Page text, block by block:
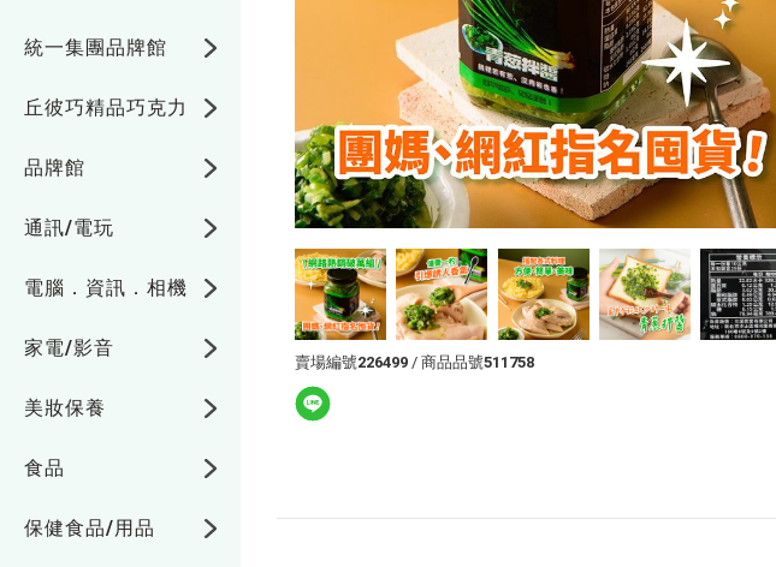
統一集團品牌館
丘彼巧精品巧克力
品牌館
通訊/電玩
電腦．資訊．相機
家電/影音
美妝保養
食品
保健食品/用品
賣場編號226499 / 商品品號511758